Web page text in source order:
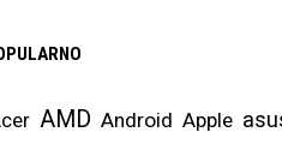
AMD Android Apple